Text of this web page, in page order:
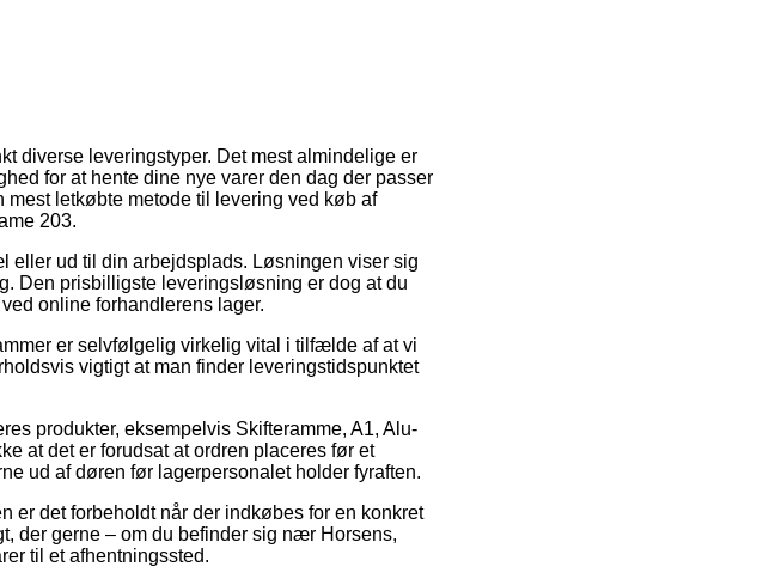
diverse leveringstyper. Det mest almindelige er
for at hente dine nye varer den dag der passer
letkøbte metode til levering ved køb af
203.
eller ud til din arbejdsplads. Løsningen viser sig
Den prisbilligste leveringsløsning er dog at du
online forhandlerens lager.
er selvfølgelig virkelig vital i tilfælde af at vi
vigtigt at man finder leveringstidspunktet
produkter, eksempelvis Skifteramme, A1, Alu-
at det er forudsat at ordren placeres før et
ud af døren før lagerpersonalet holder fyraften.
er det forbeholdt når der indkøbes for en konkret
der gerne – om du befinder sig nær Horsens,
til et afhentningssted.